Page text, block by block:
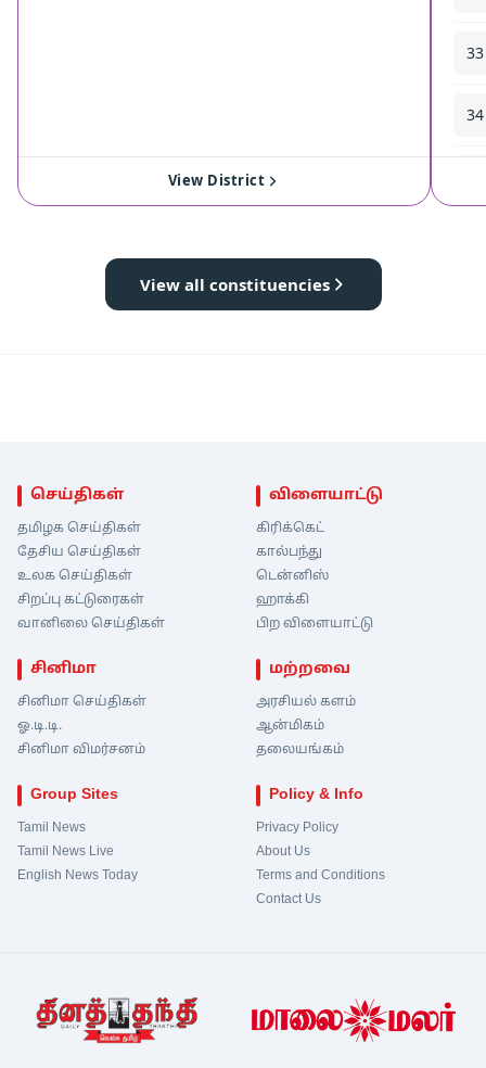
View District
33
34
View all constituencies
செய்திகள்
தமிழக செய்திகள்
தேசிய செய்திகள்
உலக செய்திகள்
சிறப்பு கட்டுரைகள்
வானிலை செய்திகள்
விளையாட்டு
கிரிக்கெட்
கால்பந்து
டென்னிஸ்
ஹாக்கி
பிற விளையாட்டு
சினிமா
சினிமா செய்திகள்
ஓ.டி.டி.
சினிமா விமர்சனம்
மற்றவை
அரசியல் களம்
ஆன்மிகம்
தலையங்கம்
Group Sites
Tamil News
Tamil News Live
English News Today
Policy & Info
Privacy Policy
About Us
Terms and Conditions
Contact Us